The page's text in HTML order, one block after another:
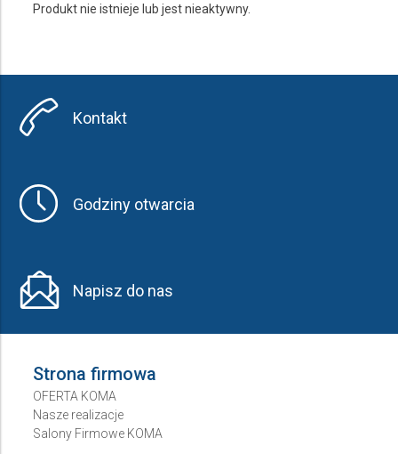
Produkt nie istnieje lub jest nieaktywny.
Kontakt
Godziny otwarcia
Napisz do nas
Strona firmowa
OFERTA KOMA
Nasze realizacje
Salony Firmowe KOMA